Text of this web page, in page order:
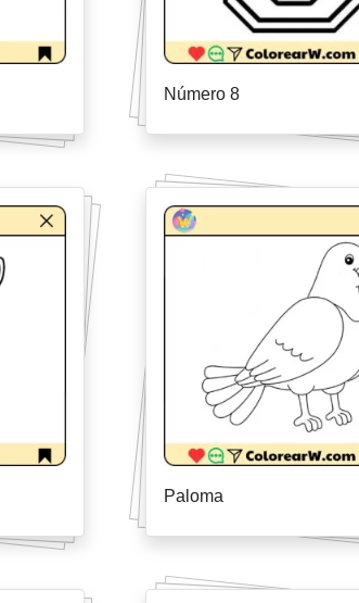
Número 8
Paloma